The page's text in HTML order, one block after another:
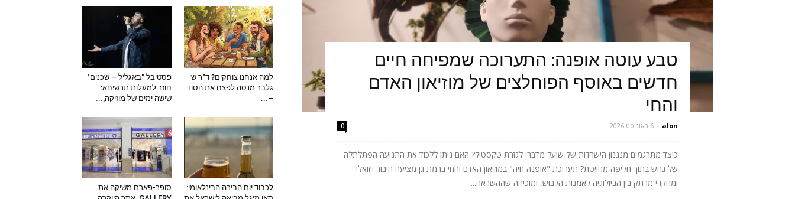
טבע עוטה אופנה: התערוכה שמפיחה חיים
חדשים באוסף הפוחלצים של מוזיאון האדם
והחי
alon
- 6 באוגוסט 2026 0
כיצד מתרגמים מנגנון הישרדות של שועל מדברי לגזרת טקסטיל? האם ניתן ללכוד את התנועה הפתלתלה
של נחש בתוך חליפה מחויטת? תערוכת "אופנה חיה" במוזיאון האדם והחי ברמת גן מציעה חיבור ויזואלי
ומחקרי מרתק בין הביולוגיה לאמנות הלבוש, ומוכיחה שההשראה...
למה אנחנו צוחקים? ד"ר שי
גלבר מנסה לפצח את הסוד
–...
פסטיבל "באגליל – שכנים"
חוזר למעלות תרשיחא:
שישה ימים של מוזיקה,...
לכבוד יום הבירה הבינלאומי:
סופר-פארם משיקה את